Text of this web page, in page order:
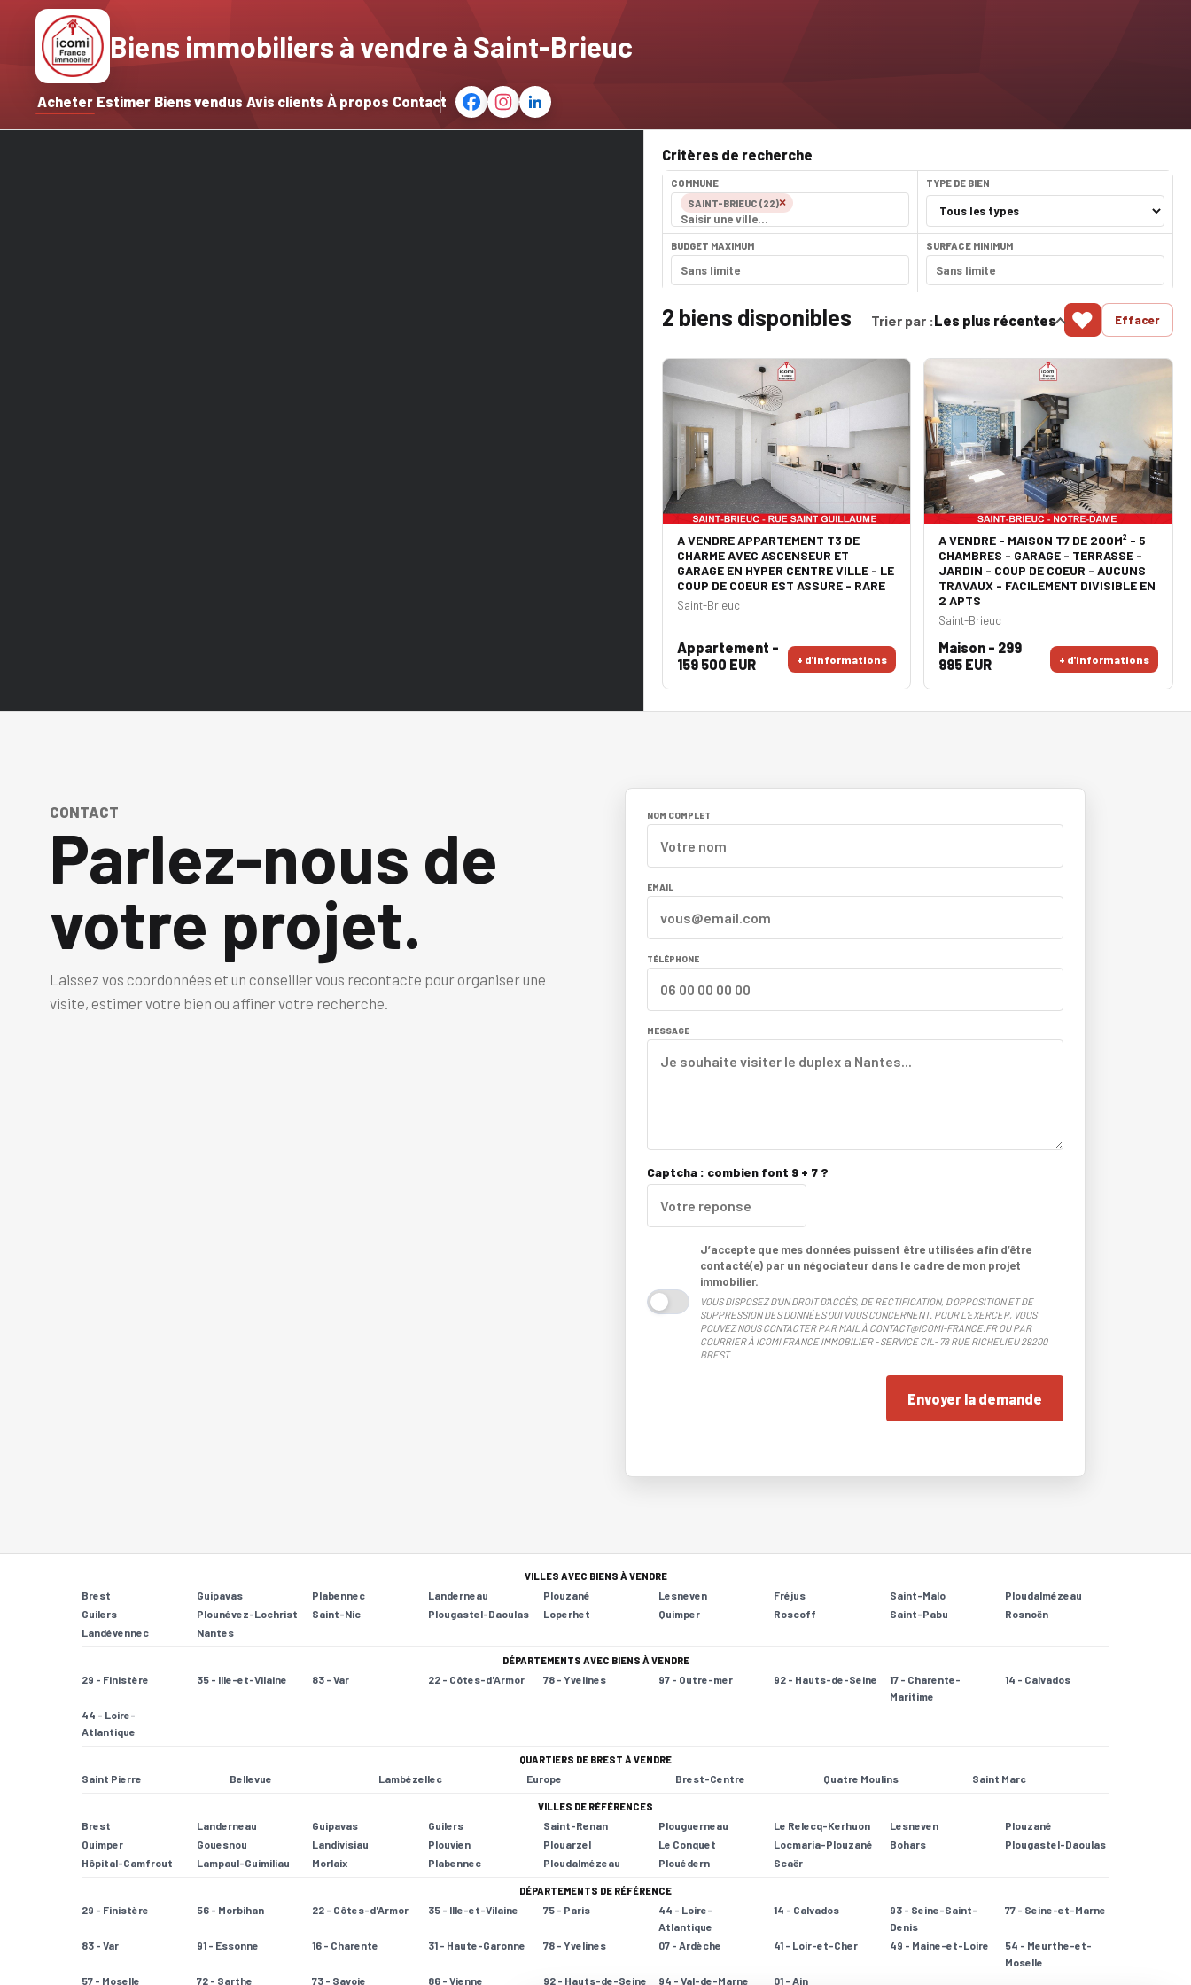
Acheter Estimer Biens vendus Avis clients À propos Contact
Biens immobiliers à vendre à Saint-Brieuc
Critères de recherche
COMMUNE
SAINT-BRIEUC (22)×
TYPE DE BIEN
BUDGET MAXIMUM SURFACE MINIMUM
2 biens disponibles Trier par :Les plus récentes ♥ Effacer
A VENDRE APPARTEMENT T3 DE
CHARME AVEC ASCENSEUR ET
GARAGE EN HYPER CENTRE VILLE - LE
COUP DE COEUR EST ASSURE - RARE
Appartement -
159 500 EUR
+ d'informations
Saint-Brieuc
A VENDRE - MAISON T7 DE 200M² - 5
CHAMBRES - GARAGE - TERRASSE -
JARDIN - COUP DE COEUR - AUCUNS
TRAVAUX - FACILEMENT DIVISIBLE EN
2 APTS
Maison - 299
995 EUR
+ d'informations
Saint-Brieuc
CONTACT
Parlez-nous de
votre projet.
Laissez vos coordonnées et un conseiller vous recontacte pour organiser une
visite, estimer votre bien ou affiner votre recherche.
NOM COMPLET
EMAIL
TÉLÉPHONE
MESSAGE
Captcha : combien font 9 + 7 ?
J’accepte que mes données puissent être utilisées afin d’être
contacté(e) par un négociateur dans le cadre de mon projet
immobilier.
VOUS DISPOSEZ D'UN DROIT D'ACCÈS, DE RECTIFICATION, D'OPPOSITION ET DE
SUPPRESSION DES DONNÉES QUI VOUS CONCERNENT. POUR L'EXERCER, VOUS
POUVEZ NOUS CONTACTER PAR MAIL À CONTACT@ICOMI-FRANCE.FR OU PAR
COURRIER À ICOMI FRANCE IMMOBILIER - SERVICE CIL- 78 RUE RICHELIEU 29200
BREST
Envoyer la demande
VILLES AVEC BIENS À VENDRE
Brest Guipavas Plabennec Landerneau Plouzané Lesneven Fréjus Saint-Malo
Ploudalmézeau
Guilers
Plounévez-Lochrist Saint-Nic Plougastel-Daoulas Loperhet Quimper Roscoff Saint-Pabu
Rosnoën
Landévennec
Nantes
DÉPARTEMENTS AVEC BIENS À VENDRE
29 - Finistère 35 - Ille-et-Vilaine 83 - Var 22 - Côtes-d'Armor 78 - Yvelines 97 - Outre-mer 92 - Hauts-de-Seine
17 - Charente-
Maritime
14 - Calvados
44 - Loire-
Atlantique
QUARTIERS DE BREST À VENDRE
Saint Pierre Bellevue Lambézellec Europe Brest-Centre Quatre Moulins Saint Marc
VILLES DE RÉFÉRENCES
Brest Landerneau Guipavas Guilers Saint-Renan Plouguerneau Le Relecq-Kerhuon Lesneven
Plouzané
Quimper
Gouesnou Landivisiau Plouvien Plouarzel Le Conquet Locmaria-Plouzané Bohars
Plougastel-Daoulas
Hôpital-Camfrout
Lampaul-Guimiliau Morlaix Plabennec Ploudalmézeau Plouédern Scaër
DÉPARTEMENTS DE RÉFÉRENCE
29 - Finistère 56 - Morbihan 22 - Côtes-d'Armor 35 - Ille-et-Vilaine 75 - Paris
44 - Loire-
Atlantique
14 - Calvados
93 - Seine-Saint-
Denis
77 - Seine-et-Marne
83 - Var 91 - Essonne 16 - Charente 31 - Haute-Garonne 78 - Yvelines 07 - Ardèche 41 - Loir-et-Cher 49 - Maine-et-Loire
54 - Meurthe-et-
Moselle
57 - Moselle
72 - Sarthe 73 - Savoie 86 - Vienne 92 - Hauts-de-Seine 94 - Val-de-Marne 01 - Ain